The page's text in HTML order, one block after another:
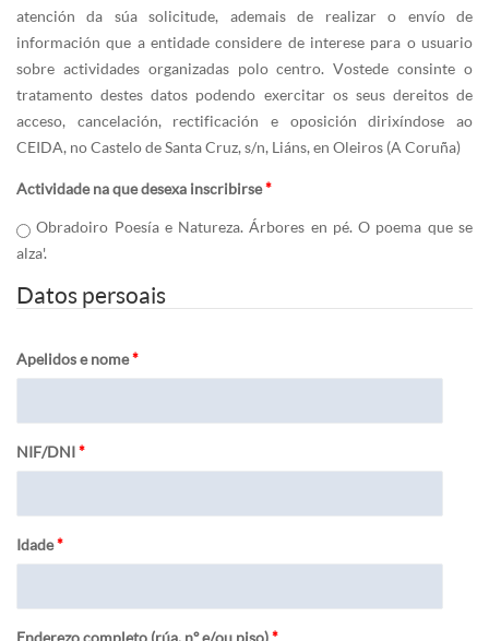
atención da súa solicitude, ademais de realizar o envío de
información que a entidade considere de interese para o usuario
sobre actividades organizadas polo centro. Vostede consinte o
tratamento destes datos podendo exercitar os seus dereitos de
acceso, cancelación, rectificación e oposición dirixíndose ao
CEIDA, no Castelo de Santa Cruz, s/n, Liáns, en Oleiros (A Coruña)
Actividade na que desexa inscribirse*
Obradoiro Poesía e Natureza. Árbores en pé. O poema que se
alza'.
Datos persoais
Apelidos e nome*
NIF/DNI*
Idade*
Enderezo completo (rúa, nº e/ou piso)*